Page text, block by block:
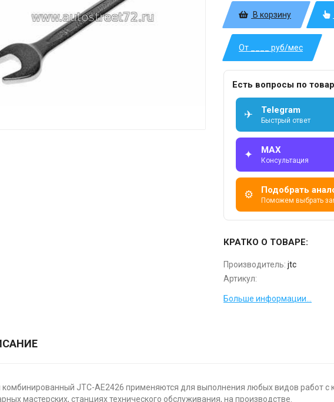
В корзину
От ____ руб/мес
Есть вопросы по
✈ Telegram
Быстрый ответ
✦ MAX
Консультация
⚙ Подобрать
Поможем выбрать
КРАТКО О ТОВАРЕ:
Производитель: jtc
Артикул:
Больше информации...
JTC-AE2426 применяются для выполнения любых видов работ с
мастерских, станциях технического обслуживания, на производстве.